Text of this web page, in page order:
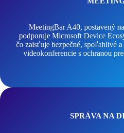
MeetingBar A40, postavený
podporuje Microsoft Device
čo zaisťuje bezpečné, spoľahlivé
videokonferencie s ochranou
SPRÁVA NA